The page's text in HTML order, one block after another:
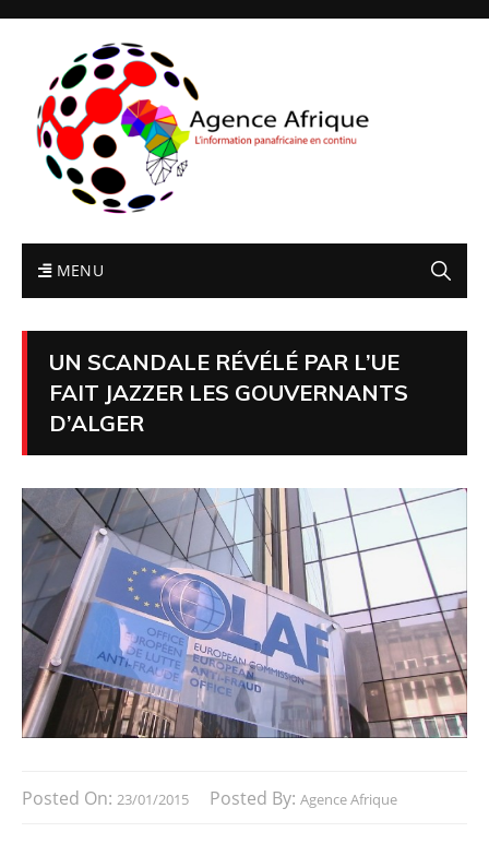
MENU
UN SCANDALE RÉVÉLÉ PAR L’UE
FAIT JAZZER LES GOUVERNANTS
D’ALGER
Posted On: 23/01/2015 Posted By: Agence Afrique